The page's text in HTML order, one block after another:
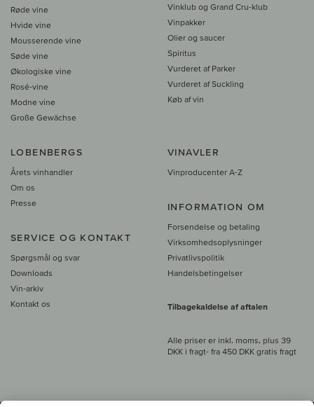
Røde vine
Hvide vine
Mousserende vine
Søde vine
Økologiske vine
Rosé-vine
Modne vine
Große Gewächse
Vinklub og Grand Cru-klub
Vinpakker
Olier og saucer
Spiritus
Vurderet af Parker
Vurderet af Suckling
Køb af vin
LOBENBERGS
Årets vinhandler
Om os
Presse
SERVICE OG KONTAKT
Spørgsmål og svar
Downloads
Vin-arkiv
Kontakt os
VINAVLER
Vinproducenter A-Z
INFORMATION OM
Forsendelse og betaling
Virksomhedsoplysninger
Privatlivspolitik
Handelsbetingelser
Tilbagekaldelse af aftalen
Alle priser er inkl. moms, plus 39
DKK i fragt- fra 450 DKK gratis fragt